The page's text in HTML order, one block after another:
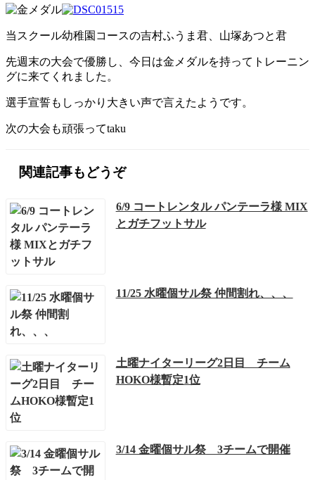
当スクール幼稚園コースの吉村ふうま君、山塚あつと君
先週末の大会で優勝し、今日は金メダルを持ってトレーニン
グに来てくれました。
選手宣誓もしっかり大きい声で言えたようです。
次の大会も頑張ってtaku
関連記事もどうぞ
6/9 コートレンタル パンテーラ様 MIX
とガチフットサル
11/25 水曜個サル祭 仲間割れ、、、
土曜ナイターリーグ2日目 チーム
HOKO様暫定1位
3/14 金曜個サル祭 3チームで開催